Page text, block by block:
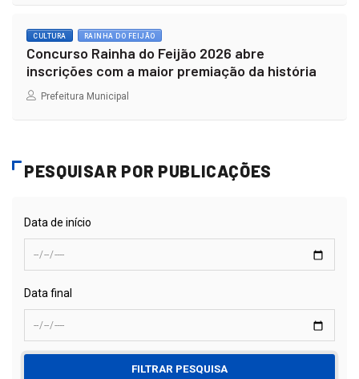
CULTURA RAINHA DO FEIJÃO
Concurso Rainha do Feijão 2026 abre
inscrições com a maior premiação da história
Prefeitura Municipal
PESQUISAR POR PUBLICAÇÕES
Data de início
Data final
FILTRAR PESQUISA